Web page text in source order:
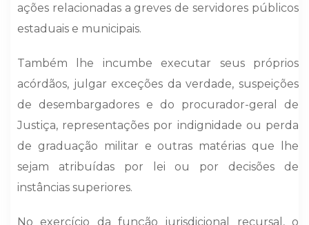
ações relacionadas a greves de servidores públicos
estaduais e municipais.
Também lhe incumbe executar seus próprios
acórdãos, julgar exceções da verdade, suspeições
de desembargadores e do procurador-geral de
Justiça, representações por indignidade ou perda
de graduação militar e outras matérias que lhe
sejam atribuídas por lei ou por decisões de
instâncias superiores.
No exercício da função jurisdicional recursal, o